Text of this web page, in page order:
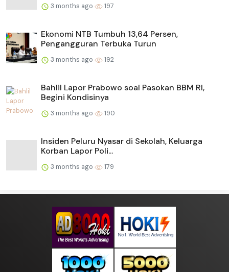
3 months ago 197
Ekonomi NTB Tumbuh 13,64 Persen,
Pengangguran Terbuka Turun
3 months ago 192
Bahlil Lapor Prabowo soal Pasokan BBM RI,
Begini Kondisinya
3 months ago 190
Insiden Peluru Nyasar di Sekolah, Keluarga
Korban Lapor Poli...
3 months ago 179